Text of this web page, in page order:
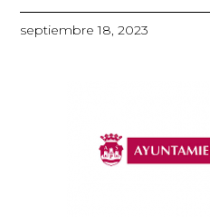
septiembre 18, 2023